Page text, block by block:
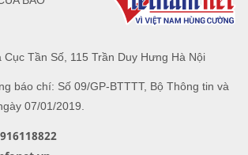
Tần Số, 115 Trần Duy Hưng Hà Nội
báo chí: Số 09/GP-BTTTT, Bộ Thông tin và
07/01/2019.